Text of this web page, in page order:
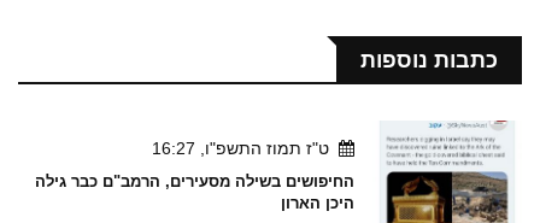
כתבות נוספות
ט"ז תמוז התשפ"ו, 16:27
החיפושים בשילה מסעירים, הרמב"ם כבר גילה
היכן הארון